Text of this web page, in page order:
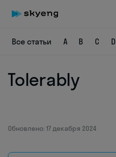
Все статьи A B C D
Tolerably
Обновлено: 17 декабря 2024